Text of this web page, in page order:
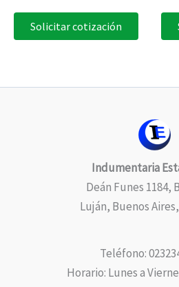
Solicitar cotización
Indumentaria
Deán Funes 1184,
Luján, Buenos
Teléfono:
Horario: Lunes a